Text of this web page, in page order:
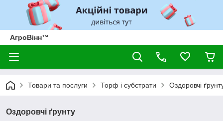
АгроВінн™
Товари та послуги Торф і субстрати Оздоровчі
Оздоровчі ґрунту